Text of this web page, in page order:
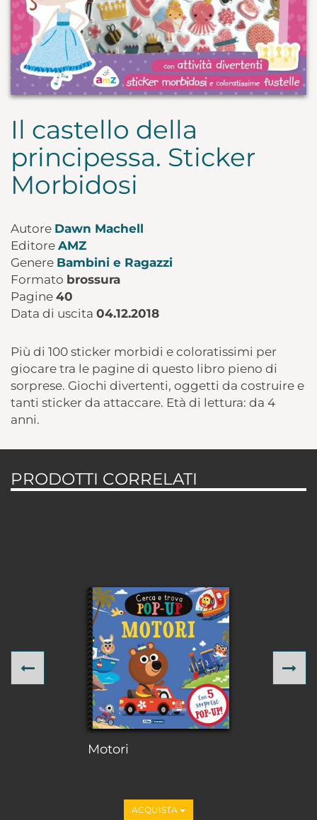
Il castello della
principessa. Sticker
Morbidosi
Autore Dawn Machell
Editore AMZ
Genere Bambini e Ragazzi
Formato brossura
Pagine 40
Data di uscita 04.12.2018
Più di 100 sticker morbidi e coloratissimi per
giocare tra le pagine di questo libro pieno di
sorprese. Giochi divertenti, oggetti da costruire e
tanti sticker da attaccare. Età di lettura: da 4
anni.
PRODOTTI CORRELATI
Motori
ACQUISTA
Previous